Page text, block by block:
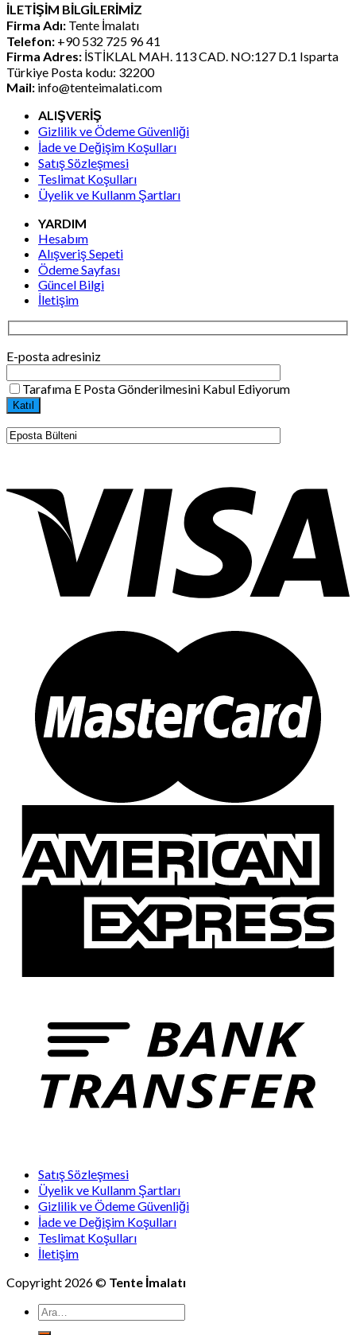
₺36.363,60.
İLETİŞİM BİLGİLERİMİZ
Firma Adı: Tente İmalatı
Telefon: +90 532 725 96 41
Firma Adres: İSTİKLAL MAH. 113 CAD. NO:127 D.1 Isparta
Türkiye Posta kodu: 32200
Mail: info@tenteimalati.com
ALIŞVERİŞ
Gizlilik ve Ödeme Güvenliği
İade ve Değişim Koşulları
Satış Sözleşmesi
Teslimat Koşulları
Üyelik ve Kullanm Şartları
YARDIM
Hesabım
Alışveriş Sepeti
Ödeme Sayfası
Güncel Bilgi
İletişim
E-posta adresiniz
Tarafıma E Posta Gönderilmesini Kabul Ediyorum
Satış Sözleşmesi
Üyelik ve Kullanm Şartları
Gizlilik ve Ödeme Güvenliği
İade ve Değişim Koşulları
Teslimat Koşulları
İletişim
Copyright 2026 © Tente İmalatı
Ara: